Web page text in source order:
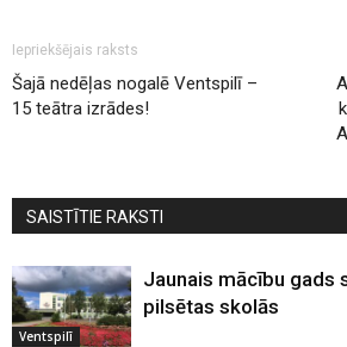
Iepriekšējais raksts
Šajā nedēļas nogalē Ventspilī –
15 teātra izrādes!
SAISTĪTIE RAKSTI
Ventspilī
Jaunais mācību gads
pilsētas skolās